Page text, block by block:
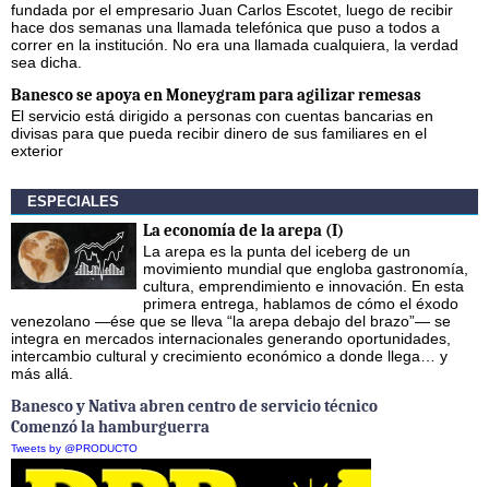
fundada por el empresario Juan Carlos Escotet, luego de recibir
hace dos semanas una llamada telefónica que puso a todos a
correr en la institución. No era una llamada cualquiera, la verdad
sea dicha.
Banesco se apoya en Moneygram para agilizar remesas
El servicio está dirigido a personas con cuentas bancarias en
divisas para que pueda recibir dinero de sus familiares en el
exterior
ESPECIALES
La economía de la arepa (I)
La arepa es la punta del iceberg de un
movimiento mundial que engloba gastronomía,
cultura, emprendimiento e innovación. En esta
primera entrega, hablamos de cómo el éxodo
venezolano —ése que se lleva “la arepa debajo del brazo”— se
integra en mercados internacionales generando oportunidades,
intercambio cultural y crecimiento económico a donde llega… y
más allá.
Banesco y Nativa abren centro de servicio técnico
Comenzó la hamburguerra
Tweets by @PRODUCTO